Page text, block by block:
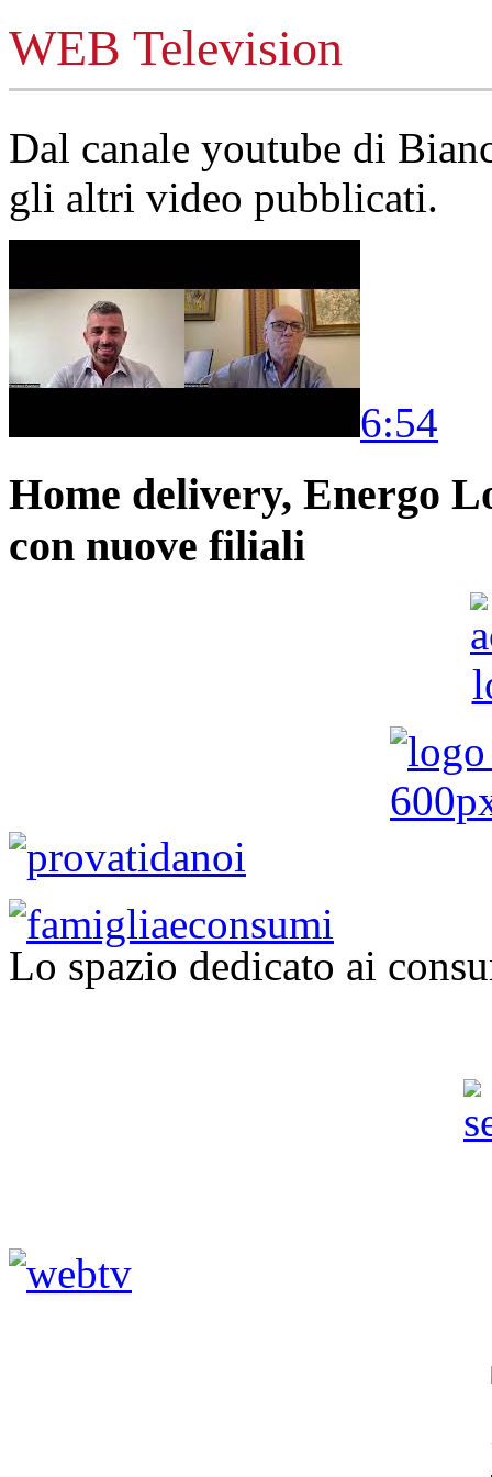
WEB Television
Dal canale youtube di
gli altri video pubblicati.
6:54
Home delivery, Energo
con nuove filiali
Lo spazio dedicato ai